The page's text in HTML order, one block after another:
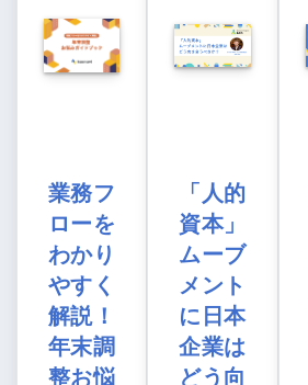
業務フ
ローを
わかり
やすく
解説！
年末調
整お悩
「人的
資本」
ムーブ
メント
に日本
企業は
どう向